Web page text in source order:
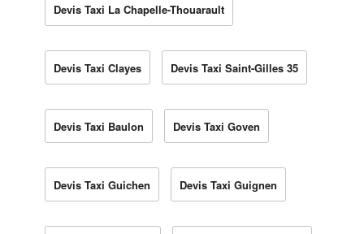
Devis Taxi La Chapelle-Thouarault
Devis Taxi Clayes Devis Taxi Saint-Gilles 35
Devis Taxi Baulon Devis Taxi Goven
Devis Taxi Guichen Devis Taxi Guignen